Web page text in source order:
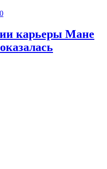
0
карьеры Мане